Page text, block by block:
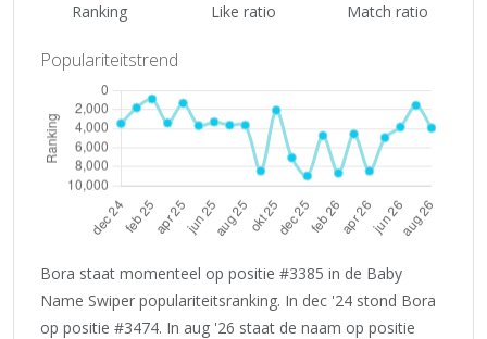
Ranking Like ratio Match ratio
Populariteitstrend
Bora staat momenteel op positie #3385 in de Baby
Name Swiper populariteitsranking. In dec '24 stond Bora
op positie #3474. In aug '26 staat de naam op positie